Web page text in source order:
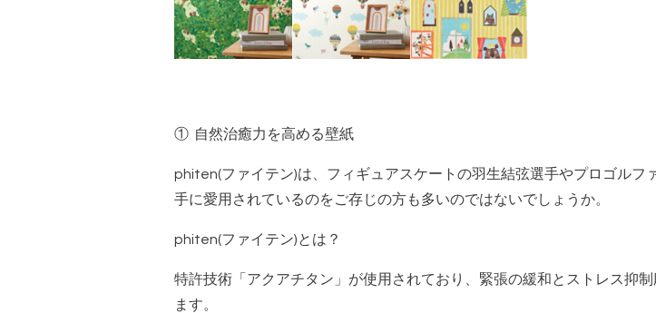
① 自然治癒力を高める壁紙
phiten(ファイテン)は、フィギュアスケートの羽生結弦選手やプロゴル
手に愛用されているのをご存じの方も多いのではないでしょうか。
phiten(ファイテン)とは？
特許技術「アクアチタン」が使用されており、緊張の緩和とストレス抑制
ます。